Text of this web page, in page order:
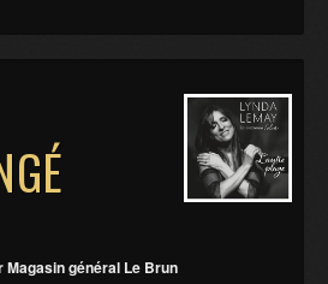
Magasin général Le Brun